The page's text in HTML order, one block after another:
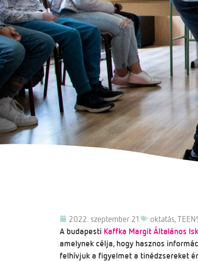
2022. szeptember 21. oktatás,
A budapesti Kaffka Margit Általános
amelynek célja, hogy hasznos
felhívjuk a figyelmet a tinédzsereket